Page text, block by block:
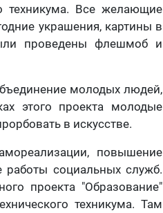
техникума. Все желающие
украшения, картины в
проведены флешмоб и
молодых людей,
этого проекта молодые
в искусстве.
повышение
работы социальных служб.
проекта "Образование"
техникума. Там